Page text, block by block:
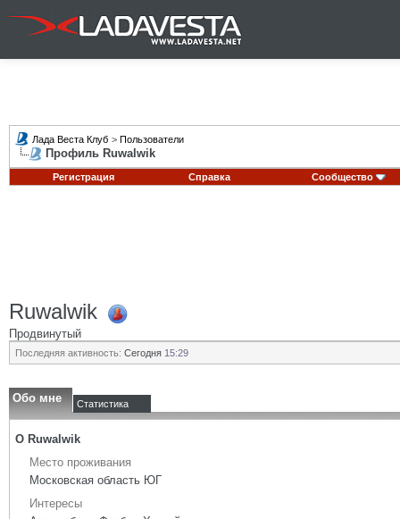
Лада Веста Клуб > Пользователи
Профиль Ruwalwik
Регистрация Справка Сообщество
Ruwalwik
Продвинутый
Последняя активность: Сегодня 15:29
Обо мне Статистика
О Ruwalwik
Место проживания
Московская область ЮГ
Интересы